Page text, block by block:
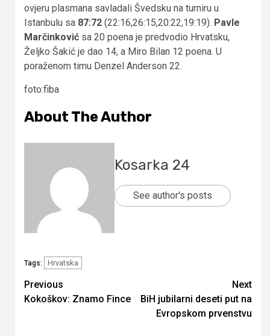
ovjeru plasmana savladali Švedsku na turniru u
Istanbulu sa 87:72 (22:16,26:15,20:22,19:19). Pavle
Marčinković sa 20 poena je predvodio Hrvatsku,
Željko Šakić je dao 14, a Miro Bilan 12 poena. U
poraženom timu Denzel Anderson 22.
foto:fiba
About The Author
Kosarka 24
See author's posts
Tags: Hrvatska
Continue
Reading
Previous
Kokoškov: Znamo Fince
Next
BiH jubilarni deseti put na
Evropskom prvenstvu